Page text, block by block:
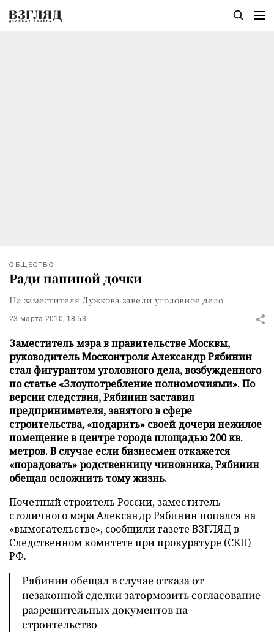
ОБЩЕСТВО
Ради папиной дочки
На заместителя Лужкова завели уголовное дело
23 марта 2010, 18:53
Заместитель мэра в правительстве Москвы,
руководитель Москонтроля Александр Рябинин
стал фигурантом уголовного дела, возбужденного
по статье «Злоупотребление полномочиями». По
версии следствия, Рябинин заставил
предпринимателя, занятого в сфере
строительства, «подарить» своей дочери нежилое
помещение в центре города площадью 200 кв.
метров. В случае если бизнесмен откажется
«порадовать» родственницу чиновника, Рябинин
обещал осложнить тому жизнь.
Почетный строитель России, заместитель
столичного мэра Александр Рябинин попался на
«вымогательстве», сообщили газете ВЗГЛЯД в
Следственном комитете при прокуратуре (СКП)
РФ.
Рябинин обещал в случае отказа от
незаконной сделки затормозить согласование
разрешительных документов на
строительство